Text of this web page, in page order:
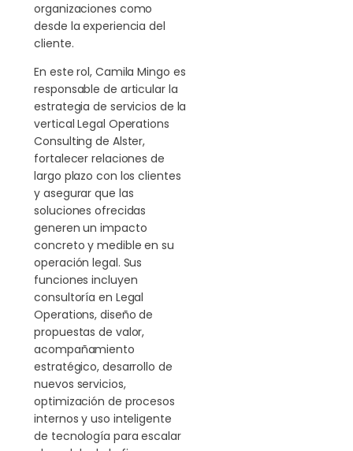
organizaciones como
desde la experiencia del
cliente.
En este rol, Camila Mingo es
responsable de articular la
estrategia de servicios de la
vertical Legal Operations
Consulting de Alster,
fortalecer relaciones de
largo plazo con los clientes
y asegurar que las
soluciones ofrecidas
generen un impacto
concreto y medible en su
operación legal. Sus
funciones incluyen
consultoría en Legal
Operations, diseño de
propuestas de valor,
acompañamiento
estratégico, desarrollo de
nuevos servicios,
optimización de procesos
internos y uso inteligente
de tecnología para escalar